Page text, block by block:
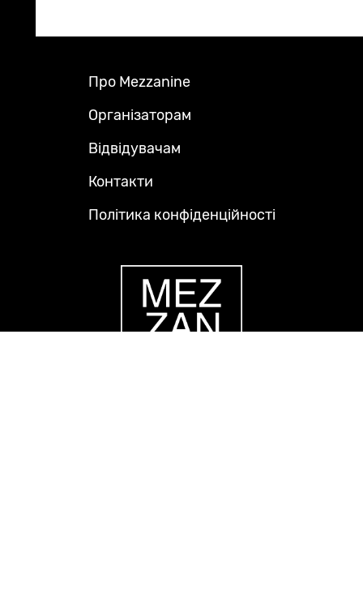
Footer
Menu
Про Mezzanine
Організаторам
Відвідувачам
Контакти
Політика конфіденційності